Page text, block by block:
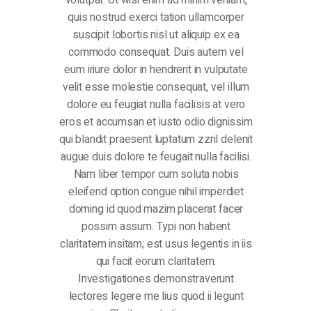
quis nostrud exerci tation ullamcorper
suscipit lobortis nisl ut aliquip ex ea
commodo consequat. Duis autem vel
eum iriure dolor in hendrerit in vulputate
velit esse molestie consequat, vel illum
dolore eu feugiat nulla facilisis at vero
eros et accumsan et iusto odio dignissim
qui blandit praesent luptatum zzril delenit
augue duis dolore te feugait nulla facilisi.
Nam liber tempor cum soluta nobis
eleifend option congue nihil imperdiet
doming id quod mazim placerat facer
possim assum. Typi non habent
claritatem insitam; est usus legentis in iis
qui facit eorum claritatem.
Investigationes demonstraverunt
lectores legere me lius quod ii legunt